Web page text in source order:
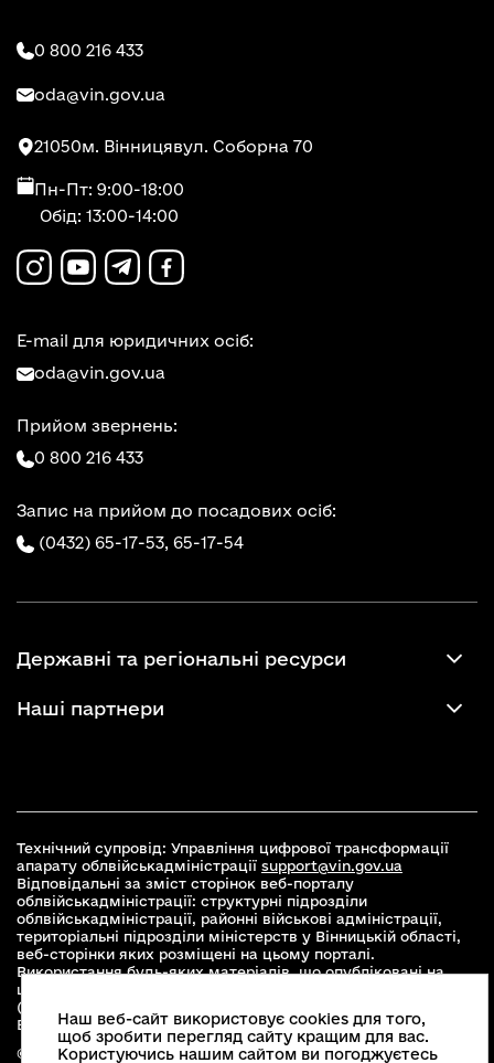
0 800 216 433
oda@vin.gov.ua
21050м. Вінницявул. Соборна 70
Пн-Пт: 9:00-18:00
Обід: 13:00-14:00
E-mail для юридичних осіб:
oda@vin.gov.ua
Прийом звернень:
0 800 216 433
Запис на прийом до посадових осіб:
(0432) 65-17-53, 65-17-54
Державні та регіональні ресурси
Наші партнери
Технічний супровід: Управління цифрової трансформації
апарату облвійськадміністрації support@vin.gov.ua
Відповідальні за зміст сторінок веб-порталу
облвійськадміністрації: структурні підрозділи
облвійськадміністрації, районні військові адміністрації,
територіальні підрозділи міністерств у Вінницькій області,
веб-сторінки яких розміщені на цьому порталі.
Використання будь-яких матеріалів, що опубліковані на
цьому сайті, дозволяється при умові зазначення посилання
(для інтернет-видань - гіперпосилання) на офіційний сайт
Вінницької облвійськадміністраціїwww.vin.gov.ua .
© 2026 Весь контент доступний за ліцензією Creative
Наш веб-сайт використовує cookies для того,
щоб зробити перегляд сайту кращим для вас.
Користуючись нашим сайтом ви погоджуєтесь